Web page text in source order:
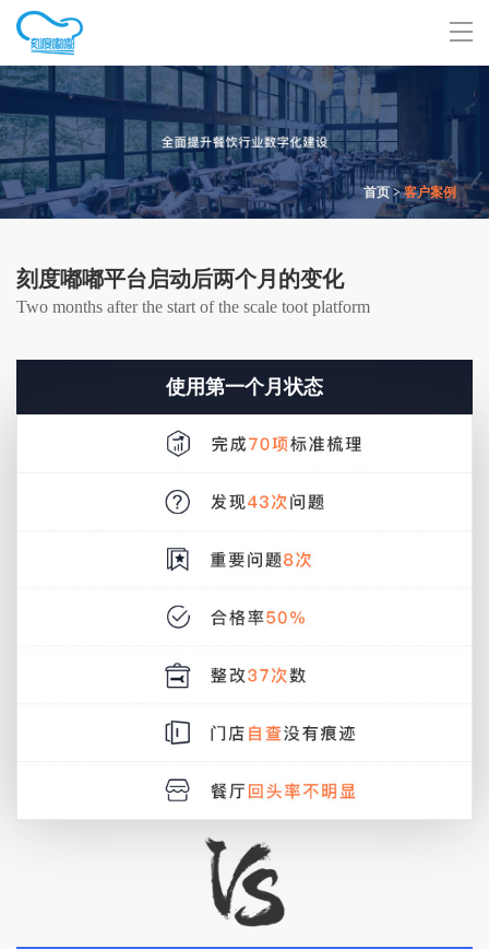
首页 >客户案例
刻度嘟嘟平台启动后两个月的变化
Two months after the start of the scale toot platform
使用第一个月状态